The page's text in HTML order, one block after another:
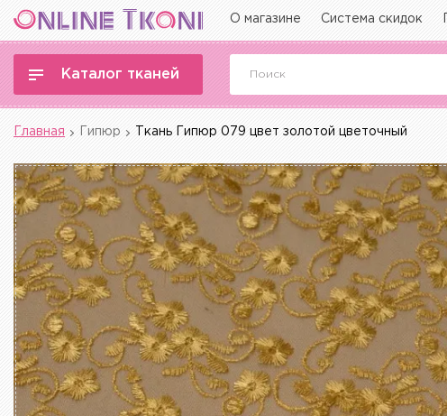
О магазине Система скидок
Каталог тканей
Главная Гипюр Ткань Гипюр 079 цвет золотой цветочный